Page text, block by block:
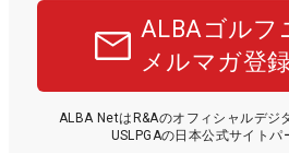
ALBAゴルフ
メルマガ登
ALBA NetはR&Aのオフィシャルデジ
USLPGAの日本公式サイトパ